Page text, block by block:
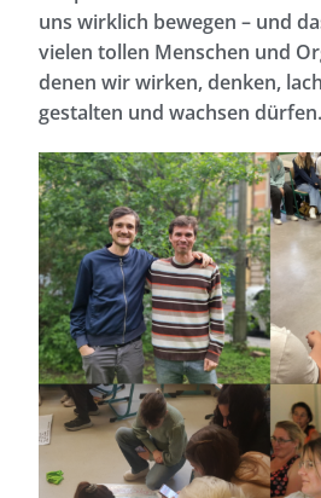
uns wirklich bewegen – und
vielen tollen Menschen und
denen wir wirken, denken,
gestalten und wachsen dürfen.